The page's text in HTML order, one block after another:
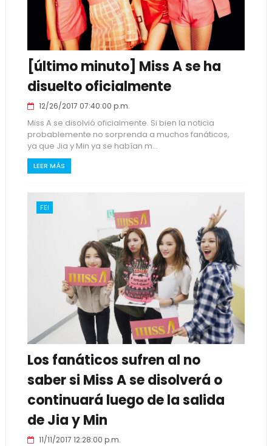
[último minuto] Miss A se ha
disuelto oficialmente
12/26/2017 07:40:00 p.m.
Miss A se disolvió oficialmente. Si bien la noticia
probablemente no sorprenda a muchos fanáticos,
ya que Jia y Min ya se habían m...
LEER MÁS
FEI
Los fanáticos sufren al no
saber si Miss A se disolverá o
continuará luego de la salida
de Jia y Min
11/11/2017 12:28:00 p.m.